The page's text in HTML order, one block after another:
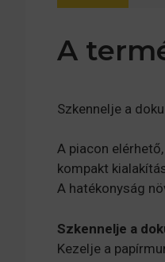
A
Szkennelje a
A piacon
kompakt
A hatékonyság
Szkennelje a
Kezelje a